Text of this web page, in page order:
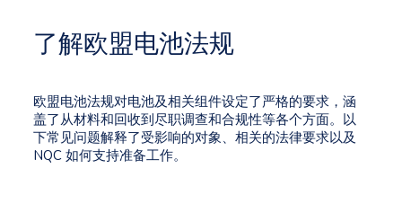
了解欧盟电池法规
欧盟电池法规对电池及相关组件设定了严格的要求，涵
盖了从材料和回收到尽职调查和合规性等各个方面。以
下常见问题解释了受影响的对象、相关的法律要求以及
NQC 如何支持准备工作。